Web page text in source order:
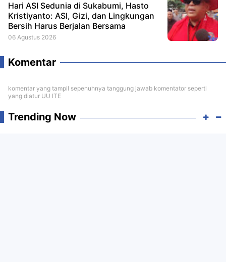
Hari ASI Sedunia di Sukabumi, Hasto
Kristiyanto: ASI, Gizi, dan Lingkungan
Bersih Harus Berjalan Bersama
06 Agustus 2026
Komentar
komentar yang tampil sepenuhnya tanggung jawab komentator seperti
yang diatur UU ITE
Trending Now